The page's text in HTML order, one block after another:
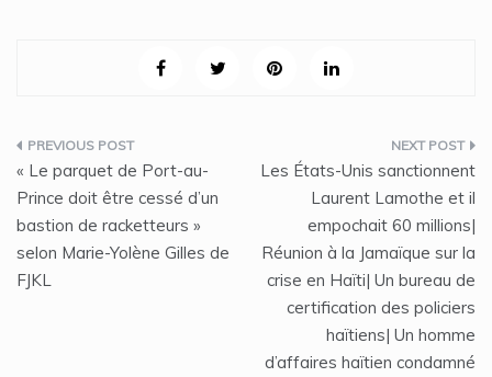
Navigation
de
l’article
« Le parquet de Port-au-
Prince doit être cessé d’un
bastion de racketteurs »
selon Marie-Yolène Gilles de
FJKL
Les États-Unis sanctionnent
Laurent Lamothe et il
empochait 60 millions|
Réunion à la Jamaïque sur la
crise en Haïti| Un bureau de
certification des policiers
haïtiens| Un homme
d’affaires haïtien condamné